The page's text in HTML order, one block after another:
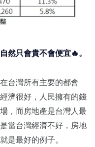
然只會貴不會便宜🔥。
台灣所有主要的都會
濟很好，人民擁有的錢
，而房地產是台灣人最
當台灣經濟不好，房地
是最好的例子。